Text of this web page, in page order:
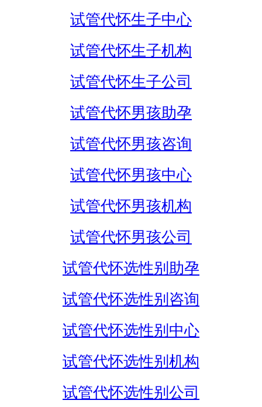
试管代怀生子中心
试管代怀生子机构
试管代怀生子公司
试管代怀男孩助孕
试管代怀男孩咨询
试管代怀男孩中心
试管代怀男孩机构
试管代怀男孩公司
试管代怀选性别助孕
试管代怀选性别咨询
试管代怀选性别中心
试管代怀选性别机构
试管代怀选性别公司